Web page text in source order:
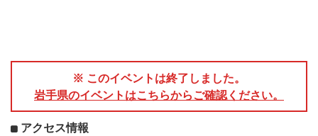
※ このイベントは終了しました。
岩手県のイベントはこちらからご確認ください。
アクセス情報